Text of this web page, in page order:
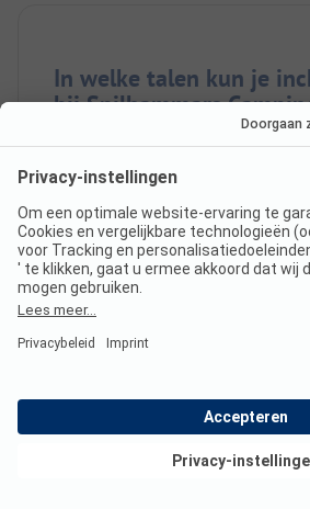
In welke talen kun je
bij Spilhammars
Ligt Spilhammars
het meer?
Heeft Spilhammars
een zwembad?Bekijk deals